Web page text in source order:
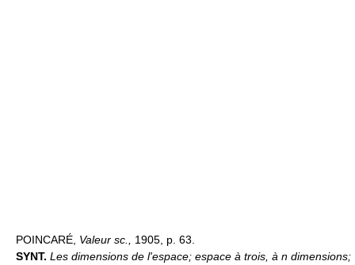
POINCARÉ, Valeur sc., 1905, p. 63.
SYNT. Les dimensions de l'espace; espace à trois, à n dimensions;